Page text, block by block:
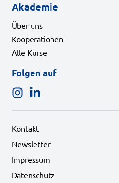
Akademie
Über uns
Kooperationen
Alle Kurse
Folgen auf
Folgen Sie uns auf Instagram
Folgen Sie uns auf LinkedIn
Kontakt
Newsletter
Impressum
Datenschutz